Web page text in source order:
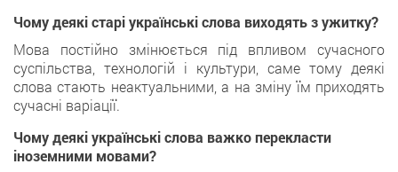
Чому деякі старі українські слова виходять з ужитку?
Мова постійно змінюється під впливом сучасного
суспільства, технологій і культури, саме тому деякі
слова стають неактуальними, а на зміну їм приходять
сучасні варіації.
Чому деякі українські слова важко перекласти
іноземними мовами?